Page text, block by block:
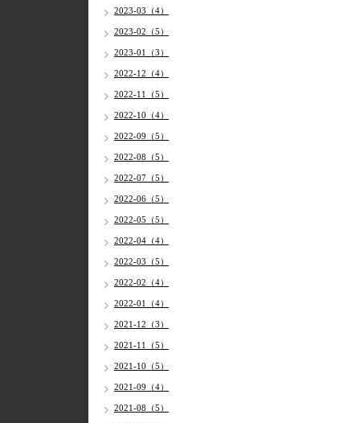
2023-03（4）
2023-02（5）
2023-01（3）
2022-12（4）
2022-11（5）
2022-10（4）
2022-09（5）
2022-08（5）
2022-07（5）
2022-06（5）
2022-05（5）
2022-04（4）
2022-03（5）
2022-02（4）
2022-01（4）
2021-12（3）
2021-11（5）
2021-10（5）
2021-09（4）
2021-08（5）